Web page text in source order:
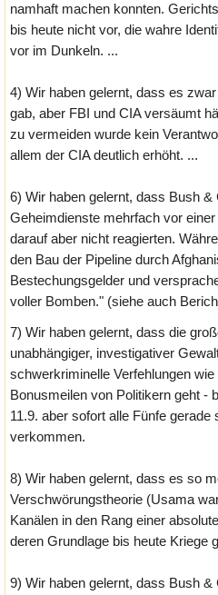
namhaft machen konnten.
bis heute nicht vor, die wahre
vor im Dunkeln. ...
4) Wir haben gelernt, dass es
gab, aber FBI und CIA versäumt
zu vermeiden wurde kein
allem der CIA deutlich erhöht. ...
6) Wir haben gelernt, dass Bush
Geheimdienste mehrfach vor
darauf aber nicht reagierten.
den Bau der Pipeline durch
Bestechungsgelder und
voller Bomben." (siehe auch
7) Wir haben gelernt, dass die
unabhängiger, investigativer
schwerkriminelle Verfehlungen
Bonusmeilen von Politikern geht -
11.9. aber sofort alle Fünfe
verkommen.
8) Wir haben gelernt, dass es so
Verschwörungstheorie (Usama
Kanälen in den Rang einer
deren Grundlage bis heute Kriege
9) Wir haben gelernt, dass Bush